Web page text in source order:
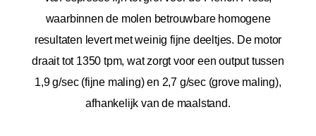
waarbinnen de molen betrouwbare homogene
resultaten levert met weinig fijne deeltjes. De motor
draait tot 1350 tpm, wat zorgt voor een output tussen
1,9 g/sec (fijne maling) en 2,7 g/sec (grove maling),
afhankelijk van de maalstand.